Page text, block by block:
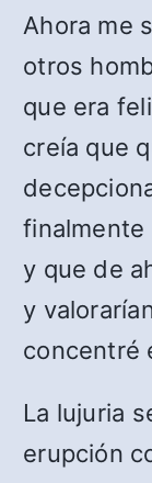
Ahora me
otros
que era
creía que
finalmente
y que de
y
concentré
La lujuria
erupción